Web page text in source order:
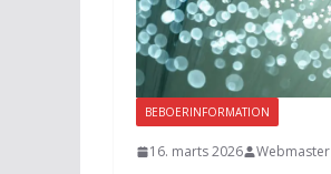
BEBOERINFORMATION
16. marts 2026 Webmaster